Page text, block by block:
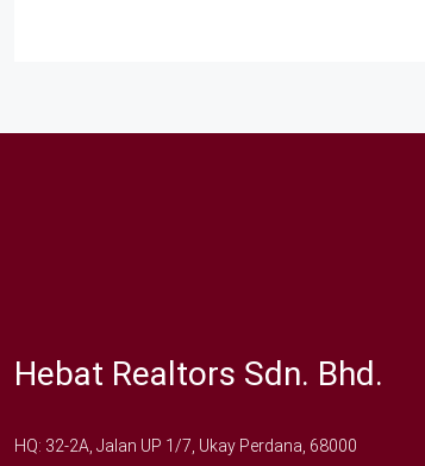
Hebat Realtors Sdn. Bhd.
HQ: 32-2A, Jalan UP 1/7, Ukay Perdana, 68000